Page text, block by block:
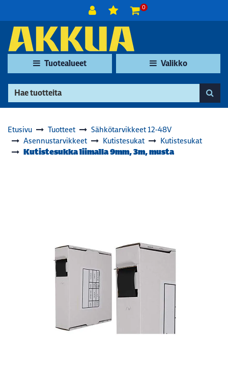
0
Tuotealueet Valikko
Etusivu Tuotteet
Sähkötarvikkeet 12-48V
Asennustarvikkeet
Kutistesukat Kutistesukat
Kutistesukka liimalla 9mm, 3m, musta